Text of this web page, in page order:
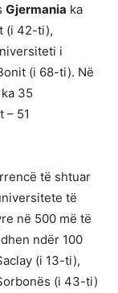
Gjermania ka
(i 42-ti),
i
(i 68-ti). Në
35
51
të shtuar
të
në 500 më të
ndër 100
(i 13-ti),
(i 43-ti)